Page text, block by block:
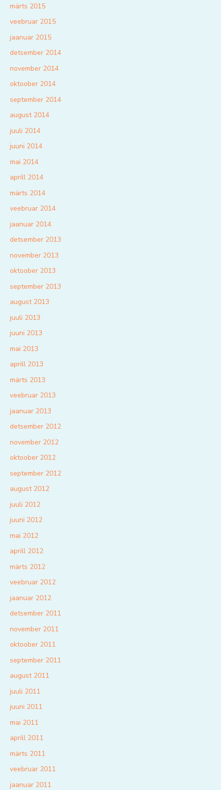
märts 2015
veebruar 2015
jaanuar 2015
detsember 2014
november 2014
oktoober 2014
september 2014
august 2014
juuli 2014
juuni 2014
mai 2014
aprill 2014
märts 2014
veebruar 2014
jaanuar 2014
detsember 2013
november 2013
oktoober 2013
september 2013
august 2013
juuli 2013
juuni 2013
mai 2013
aprill 2013
märts 2013
veebruar 2013
jaanuar 2013
detsember 2012
november 2012
oktoober 2012
september 2012
august 2012
juuli 2012
juuni 2012
mai 2012
aprill 2012
märts 2012
veebruar 2012
jaanuar 2012
detsember 2011
november 2011
oktoober 2011
september 2011
august 2011
juuli 2011
juuni 2011
mai 2011
aprill 2011
märts 2011
veebruar 2011
jaanuar 2011